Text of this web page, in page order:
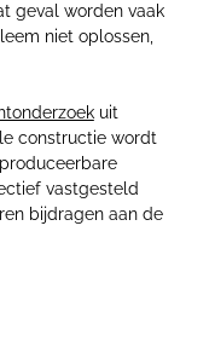
geval worden vaak
niet oplossen,
uit
constructie wordt
vastgesteld
bijdragen aan de